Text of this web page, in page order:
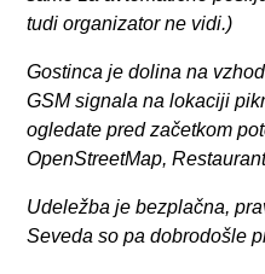
tudi organizator ne vidi.)
Gostinca je dolina na
GSM signala na lokaciji
ogledate pred začetkom
OpenStreetMap,
Udeležba je bezplačna,
Seveda so pa dobrodošle